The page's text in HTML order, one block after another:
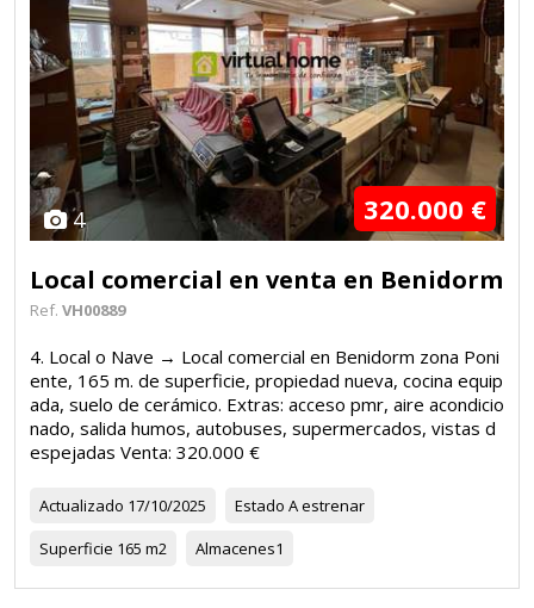
4 320.000 €
Local comercial en venta en Benidorm
Ref. VH00889
4. Local o Nave → Local comercial en Benidorm zona Poni
ente, 165 m. de superficie, propiedad nueva, cocina equip
ada, suelo de cerámico. Extras: acceso pmr, aire acondicio
nado, salida humos, autobuses, supermercados, vistas d
espejadas Venta: 320.000 €
Actualizado 17/10/2025 Estado A estrenar
Superficie 165 m2 Almacenes1